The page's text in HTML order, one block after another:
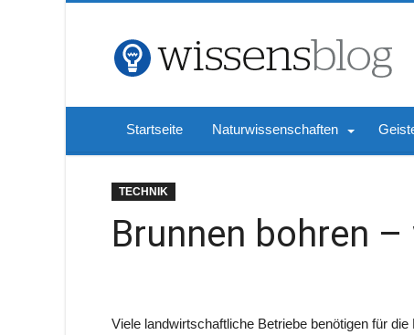
Startseite Naturwissenschaften
TECHNIK
Brunnen bohren
Viele landwirtschaftliche Betriebe benötigen für